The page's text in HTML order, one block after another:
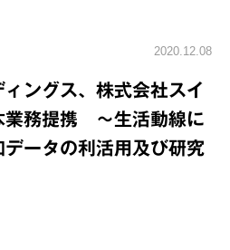
2020.12.08
ングス、株式会社スイ
業務提携 ～⽣活動線に
ータの利活⽤及び研究